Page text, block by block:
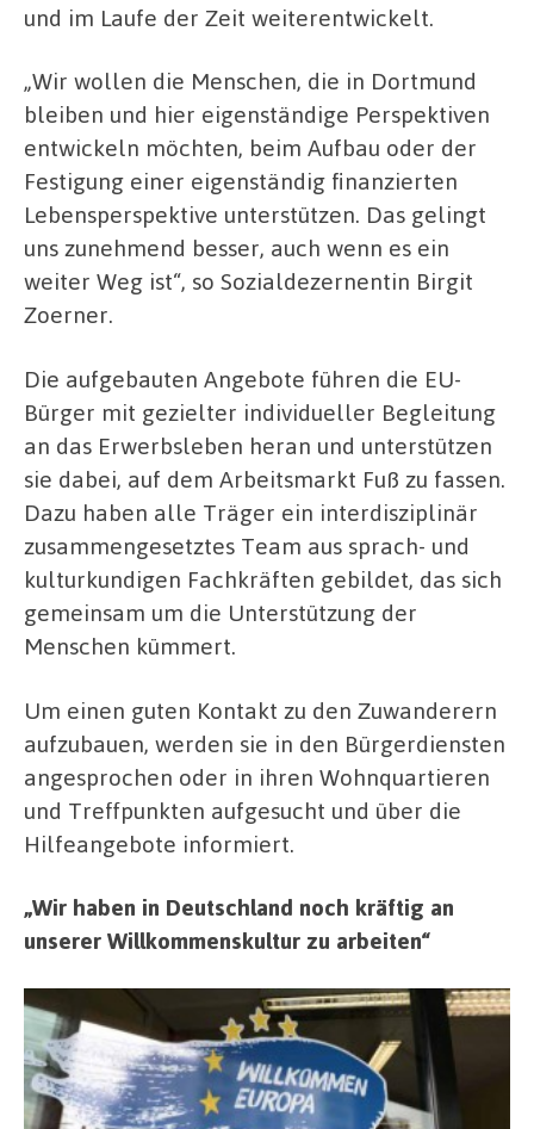
und im Laufe der Zeit weiterentwickelt.
„Wir wollen die Menschen, die in Dortmund
bleiben und hier eigenständige Perspektiven
entwickeln möchten, beim Aufbau oder der
Festigung einer eigenständig finanzierten
Lebensperspektive unterstützen. Das gelingt
uns zunehmend besser, auch wenn es ein
weiter Weg ist“, so Sozialdezernentin Birgit
Zoerner.
Die aufgebauten Angebote führen die EU-
Bürger mit gezielter individueller Begleitung
an das Erwerbsleben heran und unterstützen
sie dabei, auf dem Arbeitsmarkt Fuß zu fassen.
Dazu haben alle Träger ein interdisziplinär
zusammengesetztes Team aus sprach- und
kulturkundigen Fachkräften gebildet, das sich
gemeinsam um die Unterstützung der
Menschen kümmert.
Um einen guten Kontakt zu den Zuwanderern
aufzubauen, werden sie in den Bürgerdiensten
angesprochen oder in ihren Wohnquartieren
und Treffpunkten aufgesucht und über die
Hilfeangebote informiert.
„Wir haben in Deutschland noch kräftig an
unserer Willkommenskultur zu arbeiten“